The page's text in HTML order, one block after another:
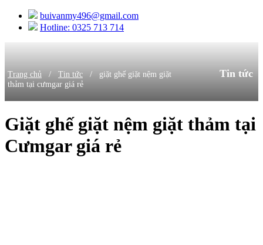
buivanmy496@gmail.com
Hotline: 0325 713 714
Trang chủ / Tin tức / giặt ghế giặt nệm giặt
thảm tại cưmgar giá rẻ
Tin tức
Giặt ghế giặt nệm giặt thảm tại
Cưmgar giá rẻ